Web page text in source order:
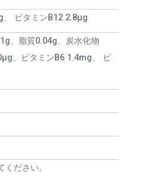
ビタミンB12 2.8μg
、脂質0.04g、炭水化物
、ビタミンB6 1.4mg、 ビ
ださい。